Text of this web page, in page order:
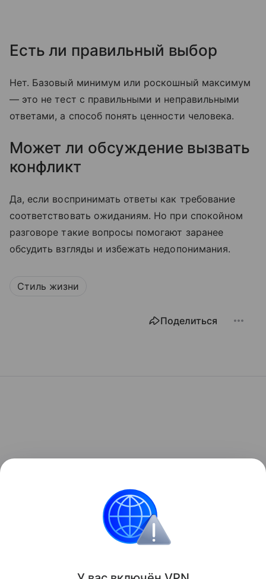
Есть ли правильный выбор
Нет. Базовый минимум или роскошный максимум
— это не тест с правильными и неправильными
ответами, а способ понять ценности человека.
Может ли обсуждение вызвать
конфликт
Да, если воспринимать ответы как требование
соответствовать ожиданиям. Но при спокойном
разговоре такие вопросы помогают заранее
обсудить взгляды и избежать недопонимания.
Стиль жизни
Поделиться